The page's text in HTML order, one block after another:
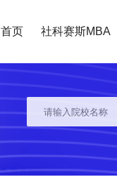
首页 社科赛斯MBA